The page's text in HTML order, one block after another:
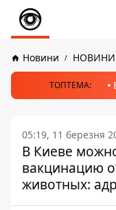
Новини НОВИНИ
ТОПТЕМА:
05:19, 11 березня
В Киеве
вакцинацию
животных: